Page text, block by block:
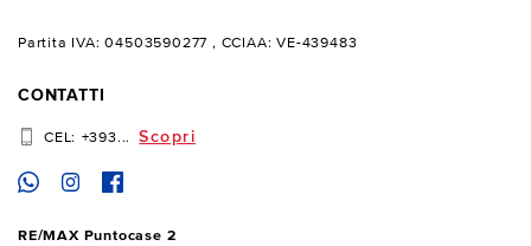
Partita IVA: 04503590277 , CCIAA: VE-439483
CONTATTI
CEL: +393... Scopri
RE/MAX Puntocase 2